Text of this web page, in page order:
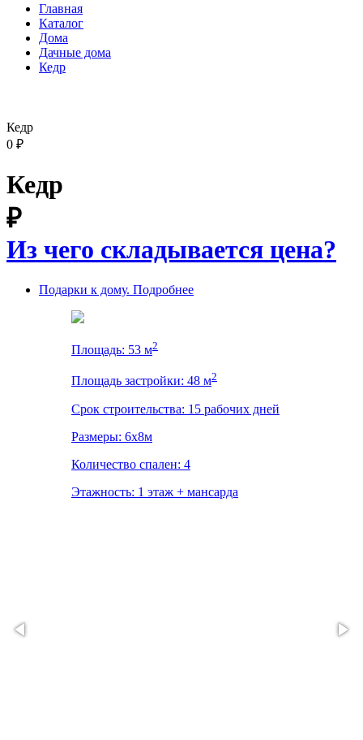
Главная
Каталог
Дома
Дачные дома
Кедр
Кедр
0 ₽
Кедр
₽
Из чего складывается цена?
Подарки к дому. Подробнее
Площадь: 53 м2
Площадь застройки: 48 м2
Срок строительства: 15 рабочих дней
Размеры: 6x8м
Количество спален: 4
Этажность: 1 этаж + мансарда